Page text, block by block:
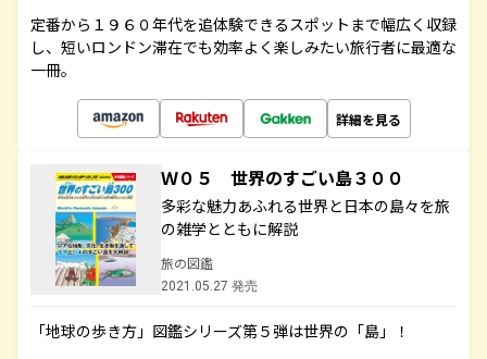
定番から１９６０年代を追体験できるスポットまで幅広く収録
し、短いロンドン滞在でも効率よく楽しみたい旅行者に最適な
一冊。
詳細を見る
Ｗ０５ 世界のすごい島３００
多彩な魅力あふれる世界と日本の島々を旅
の雑学とともに解説
旅の図鑑
2021.05.27 発売
「地球の歩き方」図鑑シリーズ第５弾は世界の「島」！